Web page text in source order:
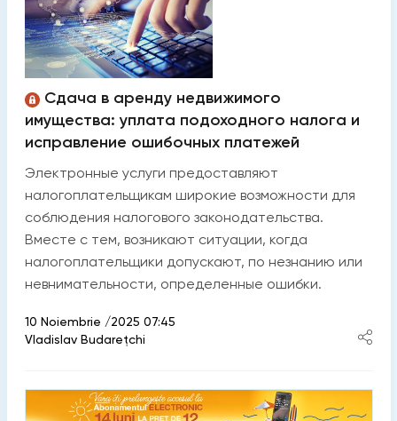
Сдача в аренду недвижимого
имущества: уплата подоходного налога и
исправление ошибочных платежей
Электронные услуги предоставляют
налогоплательщикам широкие возможности для
соблюдения налогового законодательства.
Вместе с тем, возникают ситуации, когда
налогоплательщики допускают, по незнанию или
невнимательности, определенные ошибки.
10 Noiembrie /2025 07:45
Vladislav Budarețchi